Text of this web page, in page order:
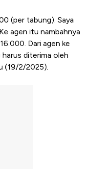
(per tabung). Saya
agen itu nambahnya
Dari agen ke
diterima oleh
(19/2/2025).